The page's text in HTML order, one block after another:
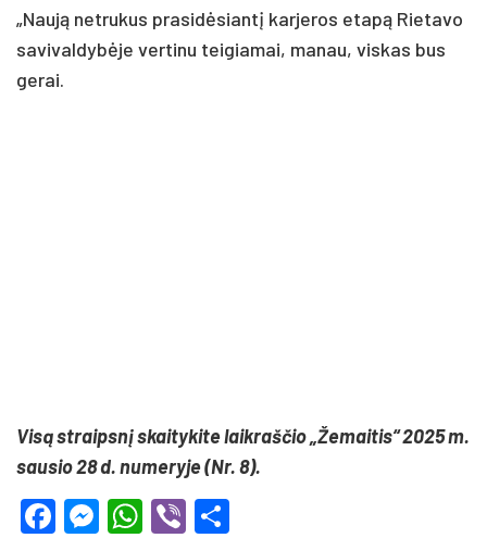
„Naują netrukus prasidėsiantį karjeros etapą Rietavo
savivaldybėje vertinu teigiamai, manau, viskas bus
gerai.
Visą straipsnį skaitykite laikraščio „Žemaitis“ 2025 m.
sausio 28 d. numeryje (Nr. 8).
Facebook
Messenger
WhatsApp
Viber